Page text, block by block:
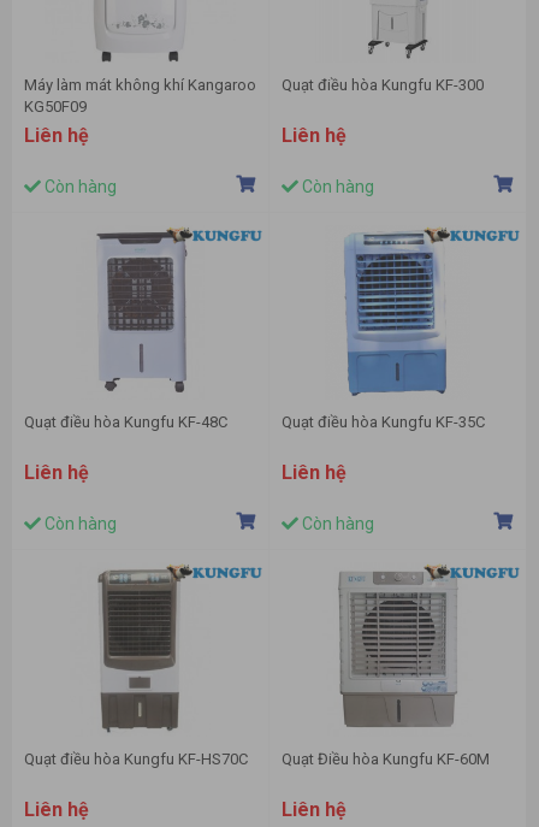
Máy làm mát không khí Kangaroo
KG50F09
Liên hệ
Còn hàng
Quạt điều hòa Kungfu KF-300
Liên hệ
Còn hàng
Quạt điều hòa Kungfu KF-48C
Liên hệ
Còn hàng
Quạt điều hòa Kungfu KF-35C
Liên hệ
Còn hàng
Quạt điều hòa Kungfu KF-HS70C
Liên hệ
Quạt Điều hòa Kungfu KF-60M
Liên hệ